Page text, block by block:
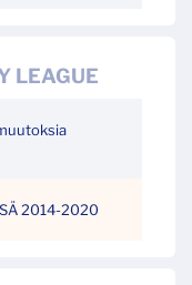
LEAGUE
2014-2020